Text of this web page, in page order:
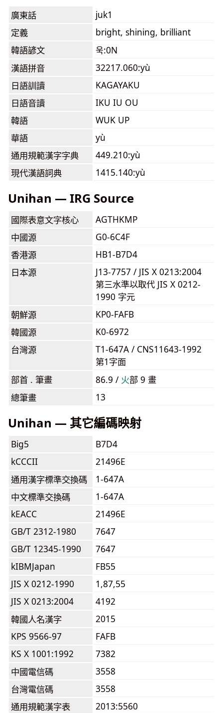
廣東話
juk1
定義
bright, shining, brilliant
韓語諺文
욱:0N
漢語拼音
32217.060:yù
日語訓讀
KAGAYAKU
日語音讀
IKU IU OU
韓語
WUK UP
華語
yù
通用規範漢字字典
449.210:yù
現代漢語詞典
1415.140:yù
Unihan — IRG Source
國際表意文字核心
AGTHKMP
中國源
G0-6C4F
香港源
HB1-B7D4
日本源
J13-7757 / JIS X 0213:2004
第三水準以取代 JIS X 0212-
1990 字元
朝鮮源
KP0-FAFB
韓國源
K0-6972
台灣源
T1-647A / CNS11643-1992
第1字面
部首 . 筆畫
86.9 / ⽕部 9 畫
總筆畫
13
Unihan — 其它編碼映射
Big5
B7D4
kCCCII
21496E
通用漢字標準交換碼
1-647A
中文標準交換碼
1-647A
kEACC
21496E
GB/T 2312-1980
7647
GB/T 12345-1990
7647
kIBMJapan
FB55
JIS X 0212-1990
1,87,55
JIS X 0213:2004
4192
韓國人名漢字
2015
KPS 9566-97
FAFB
KS X 1001:1992
7382
中國電信碼
3558
台灣電信碼
3558
通用規範漢字表
2013:5560